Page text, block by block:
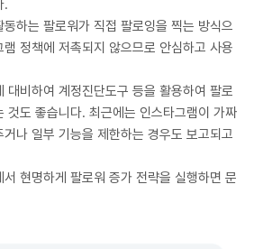
.
하는 팔로워가 직접 팔로잉을 찍는 방식으
정책에 저촉되지 않으므로 안심하고 사용
대비하여 계정진단도구 등을 활용하여 팔로
것도 좋습니다. 최근에는 인스타그램이 가짜
나 일부 기능을 제한하는 경우도 보고되고
현명하게 팔로워 증가 전략을 실행하면 문